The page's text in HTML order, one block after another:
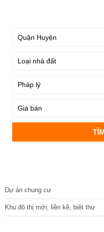
Dự án chung cư
Khu đô thị mới, liền kề, biệt thự